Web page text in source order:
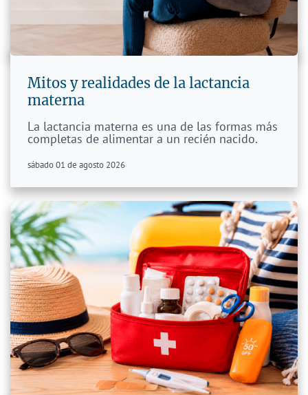
Mitos y realidades de la lactancia
materna
La lactancia materna es una de las formas más
completas de alimentar a un recién nacido.
sábado 01 de agosto 2026